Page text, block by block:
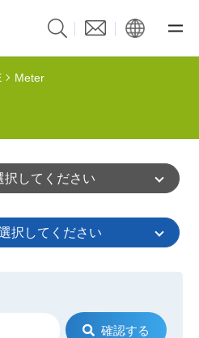
Meter
択してください
択してください
確認する